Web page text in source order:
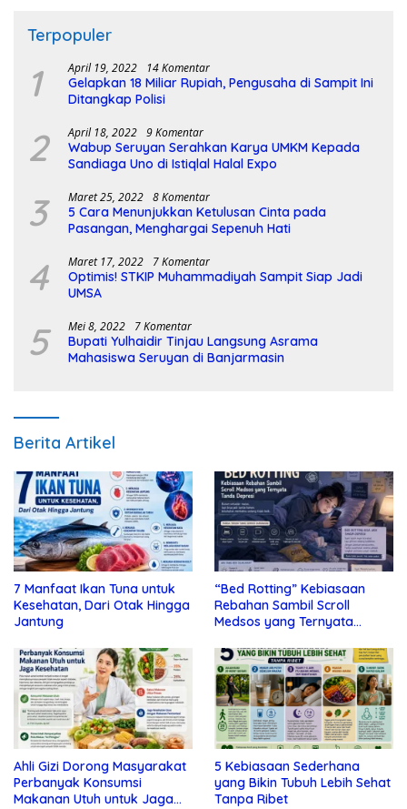
Terpopuler
1 April 19, 2022 14 Komentar
Gelapkan 18 Miliar Rupiah, Pengusaha di Sampit Ini
Ditangkap Polisi
2 April 18, 2022 9 Komentar
Wabup Seruyan Serahkan Karya UMKM Kepada
Sandiaga Uno di Istiqlal Halal Expo
3 Maret 25, 2022 8 Komentar
5 Cara Menunjukkan Ketulusan Cinta pada
Pasangan, Menghargai Sepenuh Hati
4 Maret 17, 2022 7 Komentar
Optimis! STKIP Muhammadiyah Sampit Siap Jadi
UMSA
5 Mei 8, 2022 7 Komentar
Bupati Yulhaidir Tinjau Langsung Asrama
Mahasiswa Seruyan di Banjarmasin
Berita Artikel
7 Manfaat Ikan Tuna untuk
Kesehatan, Dari Otak Hingga
Jantung
“Bed Rotting” Kebiasaan
Rebahan Sambil Scroll
Medsos yang Ternyata
Ahli Gizi Dorong Masyarakat
Perbanyak Konsumsi
Makanan Utuh untuk Jaga
5 Kebiasaan Sederhana
yang Bikin Tubuh Lebih Sehat
Tanpa Ribet